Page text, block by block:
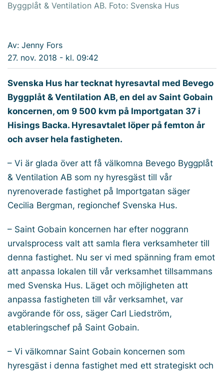
Byggplåt & Ventilation AB. Foto: Svenska Hus
Av: Jenny Fors
27. nov. 2018 - kl. 09:42
Svenska Hus har tecknat hyresavtal med Bevego
Byggplåt & Ventilation AB, en del av Saint Gobain
koncernen, om 9 500 kvm på Importgatan 37 i
Hisings Backa. Hyresavtalet löper på femton år
och avser hela fastigheten.
– Vi är glada över att få välkomna Bevego Byggplåt
& Ventilation AB som ny hyresgäst till vår
nyrenoverade fastighet på Importgatan säger
Cecilia Bergman, regionchef Svenska Hus.
– Saint Gobain koncernen har efter noggrann
urvalsprocess valt att samla flera verksamheter till
denna fastighet. Nu ser vi med spänning fram emot
att anpassa lokalen till vår verksamhet tillsammans
med Svenska Hus. Läget och möjligheten att
anpassa fastigheten till vår verksamhet, var
avgörande för oss, säger Carl Liedström,
etableringschef på Saint Gobain.
– Vi välkomnar Saint Gobain koncernen som
hyresgäst i denna fastighet med ett strategiskt och